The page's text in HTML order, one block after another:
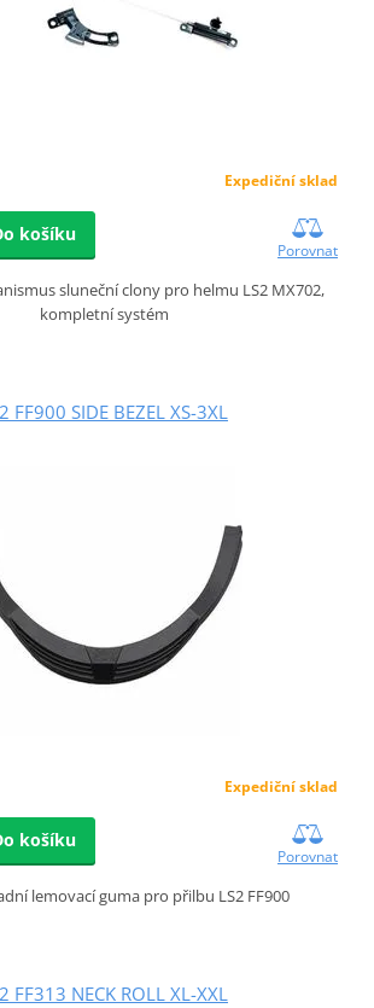
Expediční sklad
košíku
Porovnat
sluneční clony pro helmu LS2 MX702,
kompletní systém
FF900 SIDE BEZEL XS-3XL
Expediční sklad
košíku
Porovnat
lemovací guma pro přilbu LS2 FF900
FF313 NECK ROLL XL-XXL